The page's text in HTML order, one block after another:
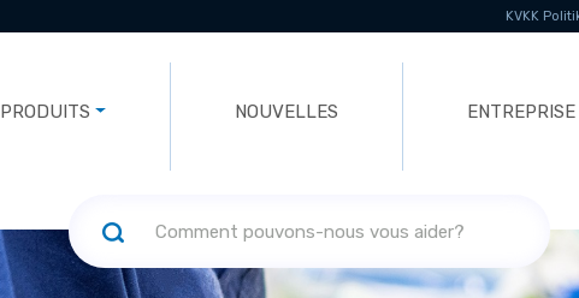
KVKK
PRODUITS NOUVELLES ENTREPRISE